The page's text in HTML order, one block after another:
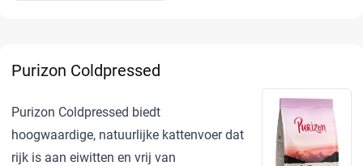
Purizon Coldpressed
Purizon Coldpressed biedt
hoogwaardige, natuurlijke kattenvoer dat
rijk is aan eiwitten en vrij van